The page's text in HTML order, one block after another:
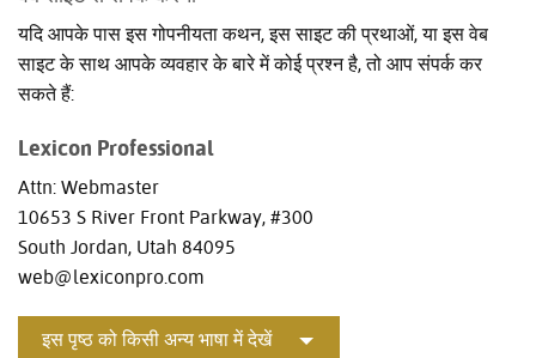
यदि आपके पास इस गोपनीयता कथन, इस साइट की प्रथाओं, या इस वेब
साइट के साथ आपके व्यवहार के बारे में कोई प्रश्न है, तो आप संपर्क कर
सकते हैं:
Lexicon Professional
Attn: Webmaster
10653 S River Front Parkway, #300
South Jordan, Utah 84095
web@lexiconpro.com
इस पृष्ठ को किसी अन्य भाषा में देखें